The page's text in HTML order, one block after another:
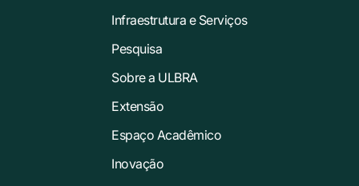
Infraestrutura e Serviços
Pesquisa
Sobre a ULBRA
Extensão
Espaço Acadêmico
Inovação